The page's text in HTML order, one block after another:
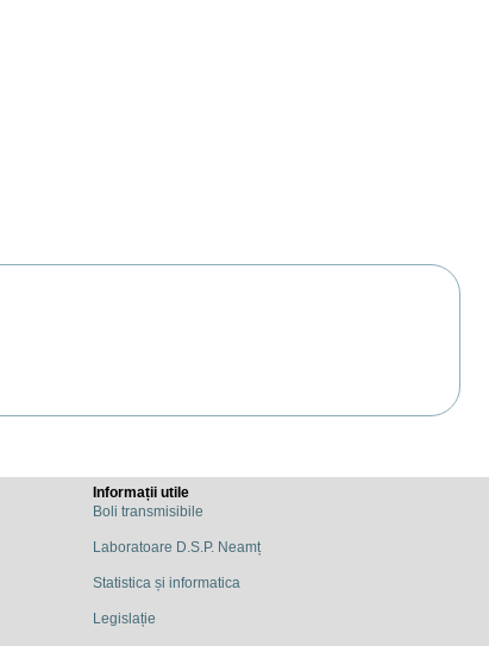
Informații utile
Boli transmisibile
Laboratoare D.S.P. Neamț
Statistica și informatica
Legislație